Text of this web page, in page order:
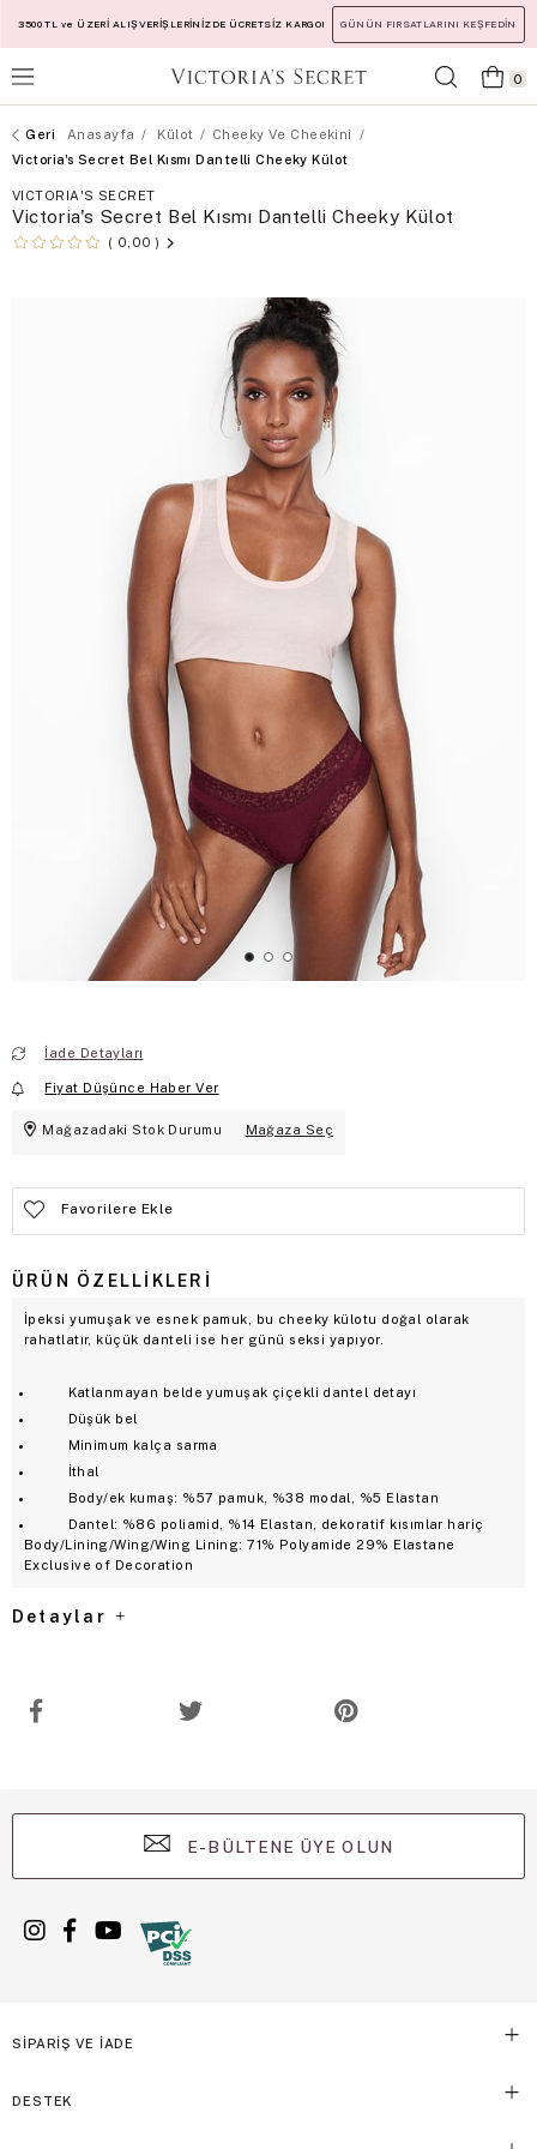
3500 TL ve ÜZERİ ALIŞVERİŞLERİNİZDE ÜCRETSİZ KARGO! GÜNÜN FIRSATLARINI KEŞFEDİN
0
Anasayfa Külot
Cheeky Ve Cheekini
Victoria's Secret Bel Kısmı Dantelli Cheeky Külot
VICTORIA'S SECRET
Victoria's Secret Bel Kısmı Dantelli Cheeky Külot
0,00
İade Detayları
Fiyat Düşünce Haber Ver
Mağazadaki Stok Durumu Mağaza Seç
Favorilere Ekle
ÜRÜN ÖZELLIKLERI
İpeksi yumuşak ve esnek pamuk, bu cheeky külotu doğal olarak
rahatlatır, küçük danteli ise her günü seksi yapıyor.
Katlanmayan belde yumuşak çiçekli dantel detayı
Düşük bel
Minimum kalça sarma
İthal
Body/ek kumaş: %57 pamuk, %38 modal, %5 Elastan
Dantel: %86 poliamid, %14 Elastan, dekoratif kısımlar hariç
Body/Lining/Wing/Wing Lining: 71% Polyamide 29% Elastane
Exclusive of Decoration
Detaylar
E-BÜLTENE ÜYE OLUN
SİPARİŞ VE İADE
DESTEK